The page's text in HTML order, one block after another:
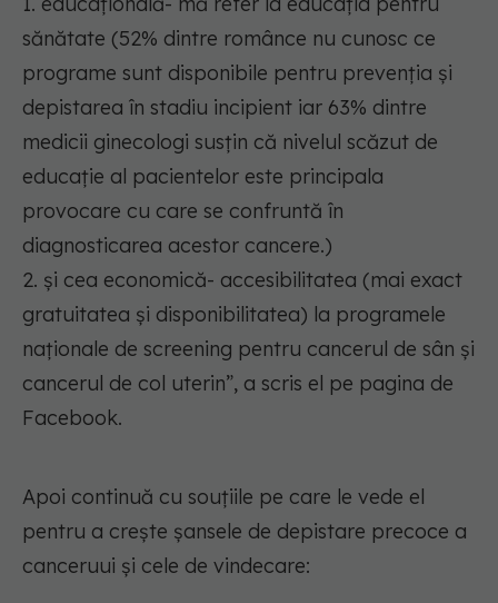
sănătate (52% dintre românce nu cunosc ce
programe sunt disponibile pentru prevenția și
depistarea în stadiu incipient iar 63% dintre
medicii ginecologi susțin că nivelul scăzut de
educație al pacientelor este principala
provocare cu care se confruntă în
diagnosticarea acestor cancere.)
2. și cea economică- accesibilitatea (mai exact
gratuitatea şi disponibilitatea) la programele
naționale de screening pentru cancerul de sân și
cancerul de col uterin”, a scris el pe pagina de
Facebook.
Apoi continuă cu souțiile pe care le vede el
pentru a crește șansele de depistare precoce a
canceruui și cele de vindecare: